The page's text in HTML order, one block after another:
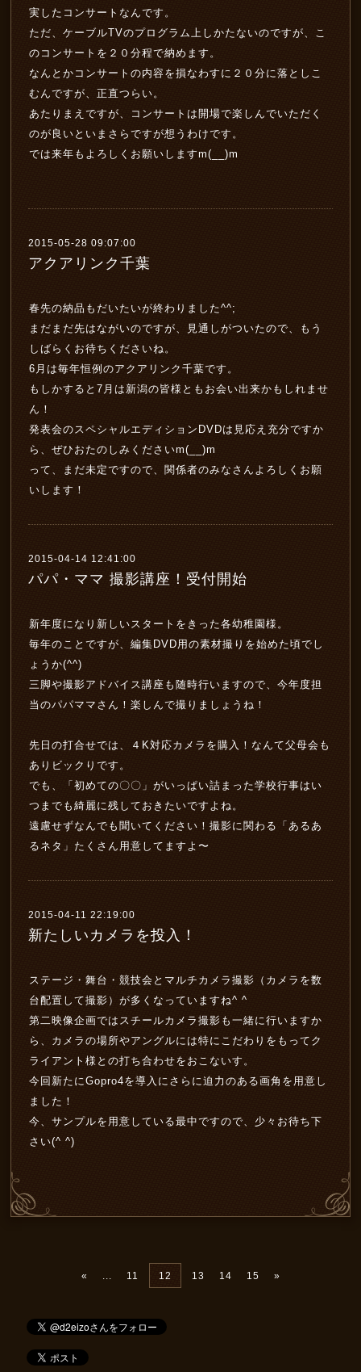
実したコンサートなんです。
ただ、ケーブルTVのプログラム上しかたないのですが、こ
のコンサートを２０分程で納めます。
なんとかコンサートの内容を損なわすに２０分に落としこ
むんですが、正直つらい。
あたりまえですが、コンサートは開場で楽しんでいただく
のが良いといまさらですが想うわけです。
では来年もよろしくお願いしますm(__)m
2015-05-28 09:07:00
アクアリンク千葉
春先の納品もだいたいが終わりました^^;
まだまだ先はながいのですが、見通しがついたので、もう
しばらくお待ちくださいね。
6月は毎年恒例のアクアリンク千葉です。
もしかすると7月は新潟の皆様ともお会い出来かもしれませ
ん！
発表会のスペシャルエディションDVDは見応え充分ですか
ら、ぜひおたのしみくださいm(__)m
って、まだ未定ですので、関係者のみなさんよろしくお願
いします！
2015-04-14 12:41:00
パパ・ママ 撮影講座！受付開始
新年度になり新しいスタートをきった各幼稚園様。
毎年のことですが、編集DVD用の素材撮りを始めた頃でし
ょうか(^^)
三脚や撮影アドバイス講座も随時行いますので、今年度担
当のパパママさん！楽しんで撮りましょうね！
先日の打合せでは、４K対応カメラを購入！なんて父母会も
ありビックりです。
でも、「初めての〇〇」がいっぱい詰まった学校行事はい
つまでも綺麗に残しておきたいですよね。
遠慮せずなんでも聞いてください！撮影に関わる「あるあ
るネタ」たくさん用意してますよ〜
2015-04-11 22:19:00
新たしいカメラを投入！
ステージ・舞台・競技会とマルチカメラ撮影（カメラを数
台配置して撮影）が多くなっていますね^ ^
第二映像企画ではスチールカメラ撮影も一緒に行いますか
ら、カメラの場所やアングルには特にこだわりをもってク
ライアント様との打ち合わせをおこないす。
今回新たにGopro4を導入にさらに迫力のある画角を用意し
ました！
今、サンプルを用意している最中ですので、少々お待ち下
さい(^ ^)
« ... 11 12 13 14 15 »